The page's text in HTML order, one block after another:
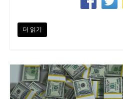
더 읽기